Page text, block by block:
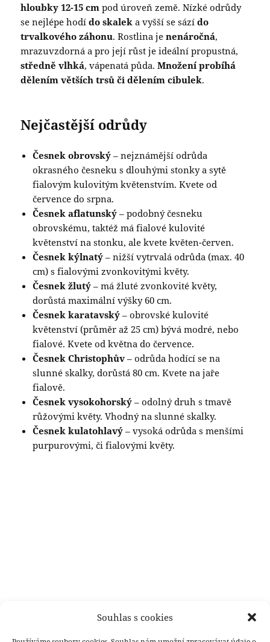
Souhlas s cookies
hloubky 12-15 cm pod úroveň země. Nízké odrůdy
se nejlépe hodído skalek a vyšší se sázído
trvalkového záhonu. Rostlina jenenáročná,
mrazuvzdorná a pro její růst je ideální propustná,
středně vlhká, vápenatá půda.Množení probíhá
dělením větších trsů či dělením cibulek.
Nejčastější odrůdy
Česnek obrovský – nejznámější odrůda
okrasného česneku s dlouhými stonky a sytě
fialovým kulovitým květenstvím. Kvete od
července do srpna.
Česnek aflatunský – podobný česneku
obrovskému, taktéž má fialové kulovité
květenství na stonku, ale kvete květen-červen.
Česnek kýlnatý – nižší vytrvalá odrůda (max. 40
cm) s fialovými zvonkovitými květy.
Česnek žlutý – má žluté zvonkovité květy,
dorůstá maximální výšky 60 cm.
Česnek karatavský – obrovské kulovité
květenství (průměr až 25 cm) bývá modré, nebo
fialové. Kvete od května do července.
Česnek Christophův – odrůda hodící se na
slunné skalky, dorůstá 80 cm. Kvete na jaře
fialově.
Česnek vysokohorský – odolný druh s tmavě
růžovými květy. Vhodný na slunné skalky.
Česnek kulatohlavý – vysoká odrůda s menšími
purpurovými, či fialovými květy.